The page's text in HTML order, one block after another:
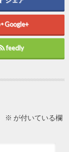
Google+
feedly
※ が付いている欄